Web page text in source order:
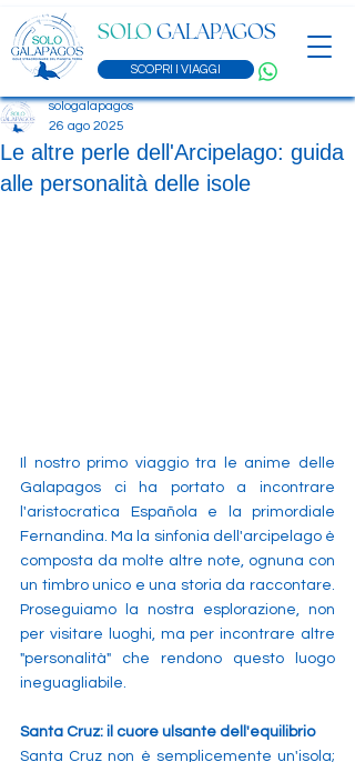
SOLO GALAPAGOS
SCOPRI I VIAGGI
Le altre perle dell'Arcipelago: guida
alle personalità delle isole
sologalapagos
26 ago 2025
Il nostro primo viaggio tra le anime delle
Galapagos ci ha portato a incontrare
l'aristocratica Española e la primordiale
Fernandina. Ma la sinfonia dell'arcipelago è
composta da molte altre note, ognuna con
un timbro unico e una storia da raccontare.
Proseguiamo la nostra esplorazione, non
per visitare luoghi, ma per incontrare altre
"personalità" che rendono questo luogo
ineguagliabile.
Santa Cruz: il cuore ulsante dell'equilibrio
Santa Cruz non è semplicemente un'isola;